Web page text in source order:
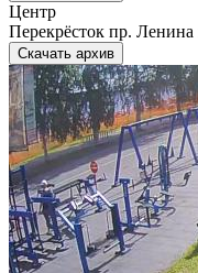
Центр
Перекрёсток пр.
Скачать архив